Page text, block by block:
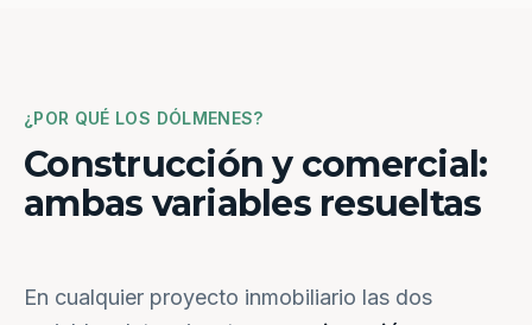
¿POR QUÉ LOS DÓLMENES?
Construcción y comercial:
ambas variables resueltas
En cualquier proyecto inmobiliario las dos